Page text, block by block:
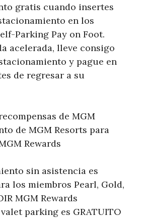
gratis cuando insertes
en los
Parking Pay on Foot.
acelerada, lleve consigo
y pague en
de regresar a su
de MGM
de MGM Resorts para
Rewards
sin asistencia es
los miembros Pearl, Gold,
MGM Rewards
parking es GRATUITO